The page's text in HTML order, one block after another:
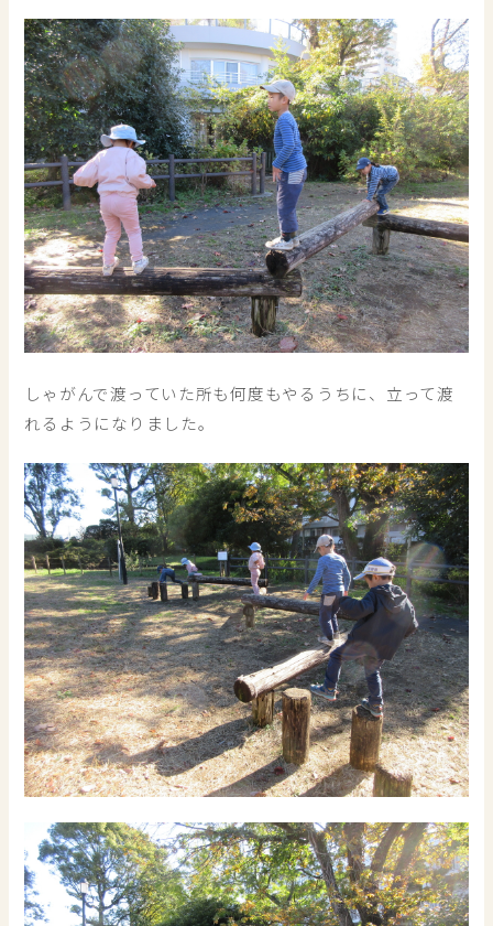
しゃがんで渡っていた所も何度もやるうちに、立って渡
れるようになりました。